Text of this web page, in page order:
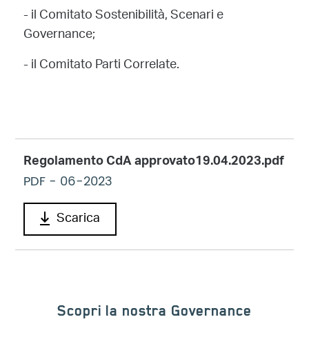
-il Comitato Sostenibilità, Scenari e
Governance;
-il Comitato Parti Correlate.
Regolamento CdA approvato19.04.2023.pdf
PDF - 06-2023
Scarica
Scopri la nostra Governance